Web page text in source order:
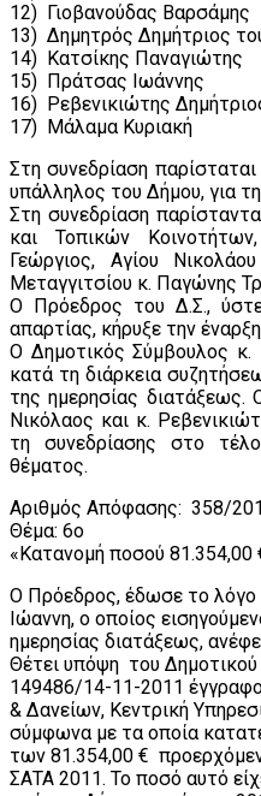
12) Γιοβανούδας Βαρσάμης
13) Δημητρός Δημήτριος
14) Κατσίκης Παναγιώτης
15) Πράτσας Ιωάννης
16) Ρεβενικιώτης
17) Μάλαμα Κυριακή
Στη συνεδρίαση
υπάλληλος του Δήμου, για
Στη συνεδρίαση
και Τοπικών
Γεώργιος, Αγίου
Μεταγγιτσίου κ. Παγώνης
Ο Πρόεδρος του Δ.Σ.,
απαρτίας, κήρυξε την
Ο Δημοτικός Σύμβουλος κ.
κατά τη διάρκεια
της ημερησίας διατάξεως.
Νικόλαος και κ.
τη συνεδρίασης στο
θέματος.
Αριθμός Απόφασης: 358/
Θέμα: 6ο
«Κατανομή ποσού 81.354,00
Ο Πρόεδρος, έδωσε το λόγο
Ιώαννη, ο οποίος
ημερησίας διατάξεως,
Θέτει υπόψη του Δημοτικού
149486/14-11-2011
& Δανείων, Κεντρική
σύμφωνα με τα οποία
των 81.354,00 €
ΣΑΤΑ 2011. Το ποσό αυτό